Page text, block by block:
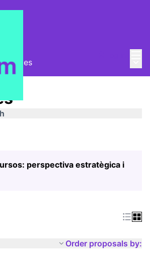
perspectiva estratègica i
Order proposals by: